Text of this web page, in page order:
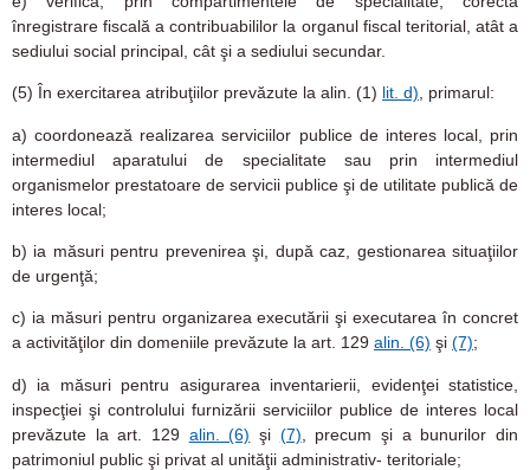
înregistrare fiscală a contribuabililor la organul fiscal teritorial, atât a
sediului social principal, cât şi a sediului secundar.
(5) În exercitarea atribuţiilor prevăzute la alin. (1) lit. d) , primarul:
a) coordonează realizarea serviciilor publice de interes local, prin
intermediul aparatului de specialitate sau prin intermediul
organismelor prestatoare de servicii publice şi de utilitate publică de
interes local;
b) ia măsuri pentru prevenirea şi, după caz, gestionarea situaţiilor
de urgenţă;
c) ia măsuri pentru organizarea executării şi executarea în concret
a activităţilor din domeniile prevăzute la art. 129 alin. (6) şi (7);
d) ia măsuri pentru asigurarea inventarierii, evidenţei statistice,
inspecţiei şi controlului furnizării serviciilor publice de interes local
prevăzute la art. 129 alin. (6) şi (7) , precum şi a bunurilor din
patrimoniul public şi privat al unităţii administrativ- teritoriale;